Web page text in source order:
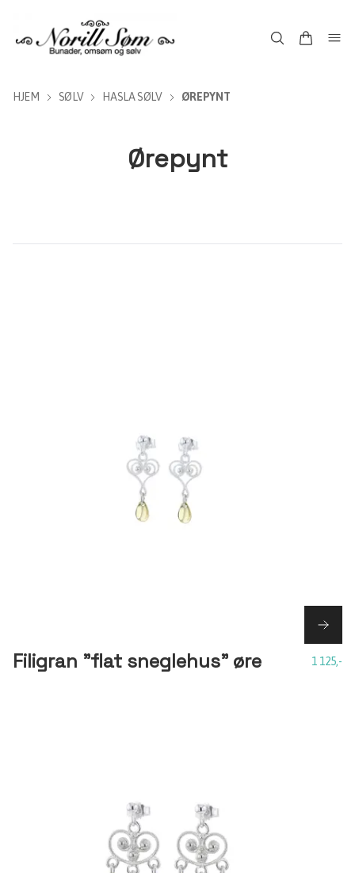
HJEM SØLV HASLA SØLV ØREPYNT
Ørepynt
Filigran "flat sneglehus" øre 1 125,-